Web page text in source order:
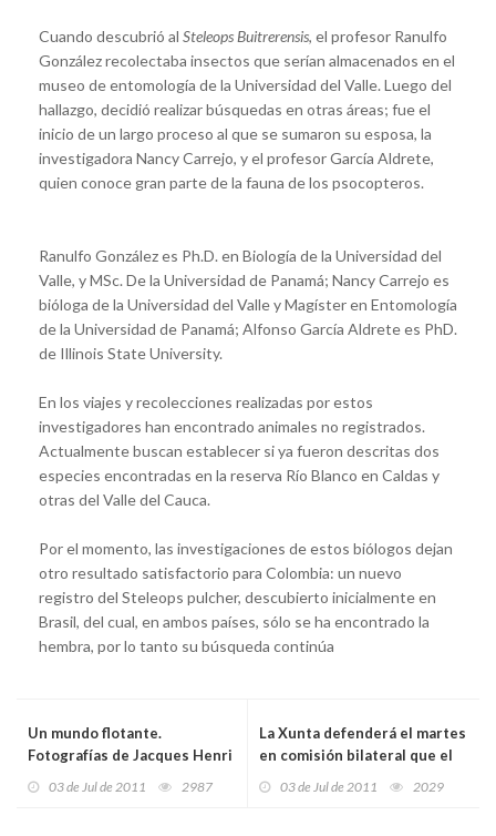
Cuando descubrió al Steleops Buitrerensis, el profesor Ranulfo
González recolectaba insectos que serían almacenados en el
museo de entomología de la Universidad del Valle. Luego del
hallazgo, decidió realizar búsquedas en otras áreas; fue el
inicio de un largo proceso al que se sumaron su esposa, la
investigadora Nancy Carrejo, y el profesor García Aldrete,
quien conoce gran parte de la fauna de los psocopteros.
Ranulfo González es Ph.D. en Biología de la Universidad del
Valle, y MSc. De la Universidad de Panamá; Nancy Carrejo es
bióloga de la Universidad del Valle y Magíster en Entomología
de la Universidad de Panamá; Alfonso García Aldrete es PhD.
de Illinois State University.
En los viajes y recolecciones realizadas por estos
investigadores han encontrado animales no registrados.
Actualmente buscan establecer si ya fueron descritas dos
especies encontradas en la reserva Río Blanco en Caldas y
otras del Valle del Cauca.
Por el momento, las investigaciones de estos biólogos dejan
otro resultado satisfactorio para Colombia: un nuevo
registro del Steleops pulcher, descubierto inicialmente en
Brasil, del cual, en ambos países, sólo se ha encontrado la
hembra, por lo tanto su búsqueda continúa
Un mundo flotante.
Fotografías de Jacques Henri
03 de Jul de 2011 2987
La Xunta defenderá el martes
en comisión bilateral que el
03 de Jul de 2011 2029